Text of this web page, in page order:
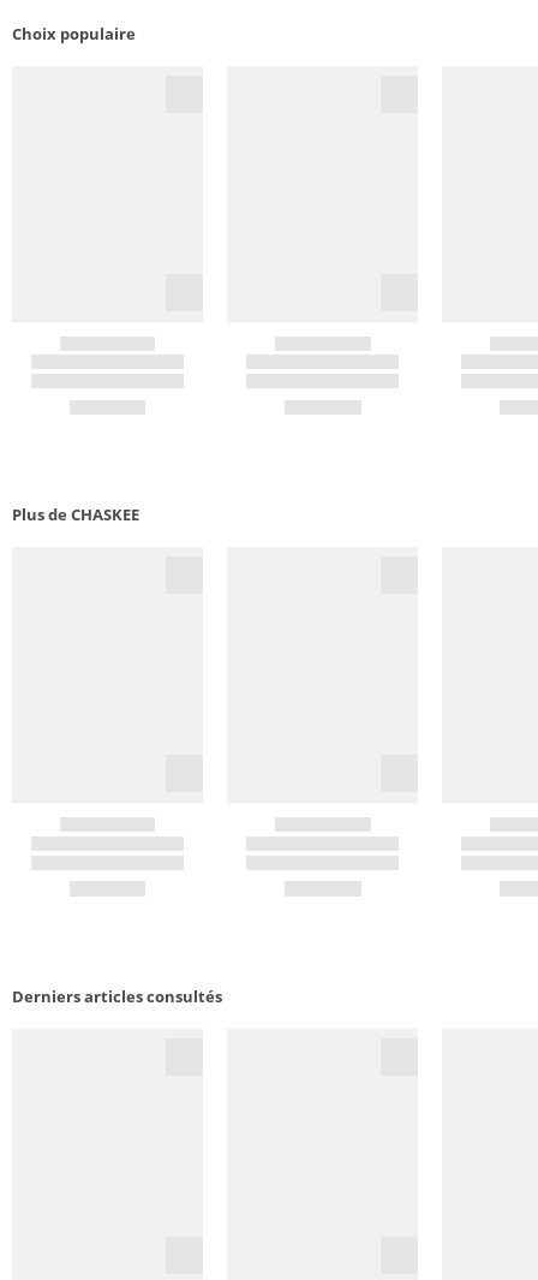
Choix populaire
Plus de CHASKEE
Derniers articles consultés